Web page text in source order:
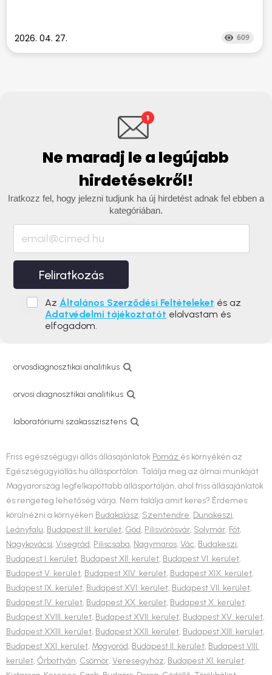
2026. 04. 27. 609
Ne maradj le a legújabb
hirdetésekről!
Iratkozz fel, hogy jelezni tudjunk ha új hirdetést adnak fel ebben a
kategóriában.
Feliratkozás
Az Általános Szerződési Feltételeket és az
Adatvédelmi tájékoztatót elolvastam és
elfogadom.
orvosdiagnosztikai analitikus
orvosi diagnosztikai analitikus
laboratóriumi szakasszisztens
Friss egészségügyi állás állásajánlatok Pomáz és környékén az
Egészségügyiállás.hu állásportálon. Találja meg az álmai munkáját
Magyarország legfelkapottabb állásportálján, ahol friss állásajánlatok
és rengeteg lehetőség várja. Nem találja amit keres? Érdemes
körülnézni a környéken Budakalász, Szentendre, Dunakeszi,
Leányfalu, Budapest III. kerület, Göd, Pilisvörösvár, Solymár, Fót,
Nagykovácsi, Visegrád, Piliscsaba, Nagymaros, Vác, Budakeszi,
Budapest I. kerület, Budapest XII. kerület, Budapest VI. kerület,
Budapest V. kerület, Budapest XIV. kerület, Budapest XIX. kerület,
Budapest IX. kerület, Budapest XVI. kerület, Budapest VII. kerület,
Budapest IV. kerület, Budapest XX. kerület, Budapest X. kerület,
Budapest XVIII. kerület, Budapest XVII. kerület, Budapest XV. kerület,
Budapest XXIII. kerület, Budapest XXII. kerület, Budapest XIII. kerület,
Budapest XXI. kerület, Mogyoród, Budapest II. kerület, Budapest VIII.
kerület, Őrbottyán, Csömör, Veresegyház, Budapest XI. kerület,